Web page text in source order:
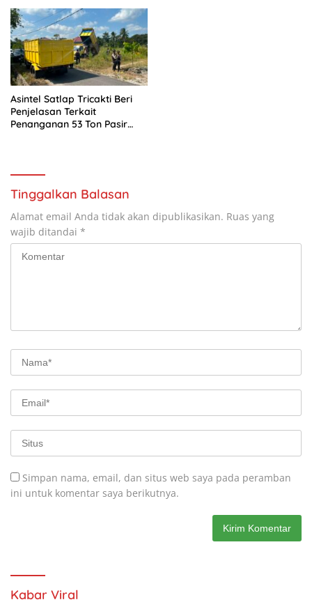
Asintel Satlap Tricakti Beri
Penjelasan Terkait
Penanganan 53 Ton Pasir
Tinggalkan Balasan
Alamat email Anda tidak akan dipublikasikan. Ruas yang
wajib ditandai *
Simpan nama, email, dan situs web saya pada peramban
ini untuk komentar saya berikutnya.
Kabar Viral